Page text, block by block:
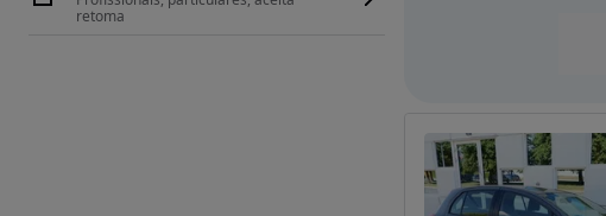
retoma